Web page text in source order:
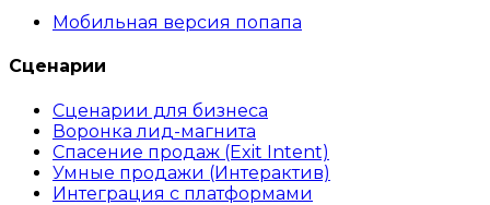
Мобильная версия попапа
Сценарии
Сценарии для бизнеса
Воронка лид-магнита
Спасение продаж (Exit Intent)
Умные продажи (Интерактив)
Интеграция с платформами